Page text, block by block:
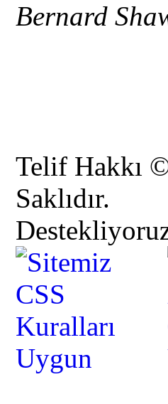
Bernard
Telif Hakkı
Saklıdır.